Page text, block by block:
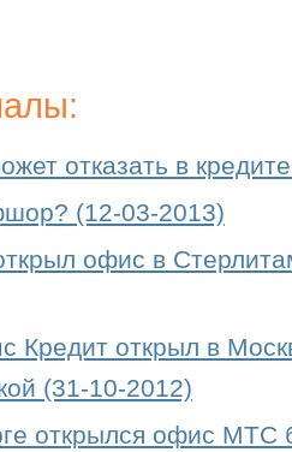
отказать в
(12-03-2013)
офис в
Кредит открыл в
(31-10-2012)
открылся офис МТС